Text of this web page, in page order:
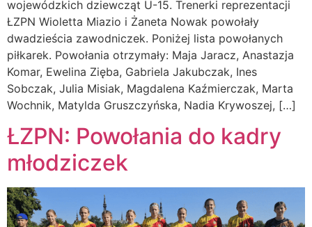
wojewódzkich dziewcząt U-15. Trenerki reprezentacji
ŁZPN Wioletta Miazio i Żaneta Nowak powołały
dwadzieścia zawodniczek. Poniżej lista powołanych
piłkarek. Powołania otrzymały: Maja Jaracz, Anastazja
Komar, Ewelina Zięba, Gabriela Jakubczak, Ines
Sobczak, Julia Misiak, Magdalena Kaźmierczak, Marta
Wochnik, Matylda Gruszczyńska, Nadia Krywoszej, […]
ŁZPN: Powołania do kadry
młodziczek